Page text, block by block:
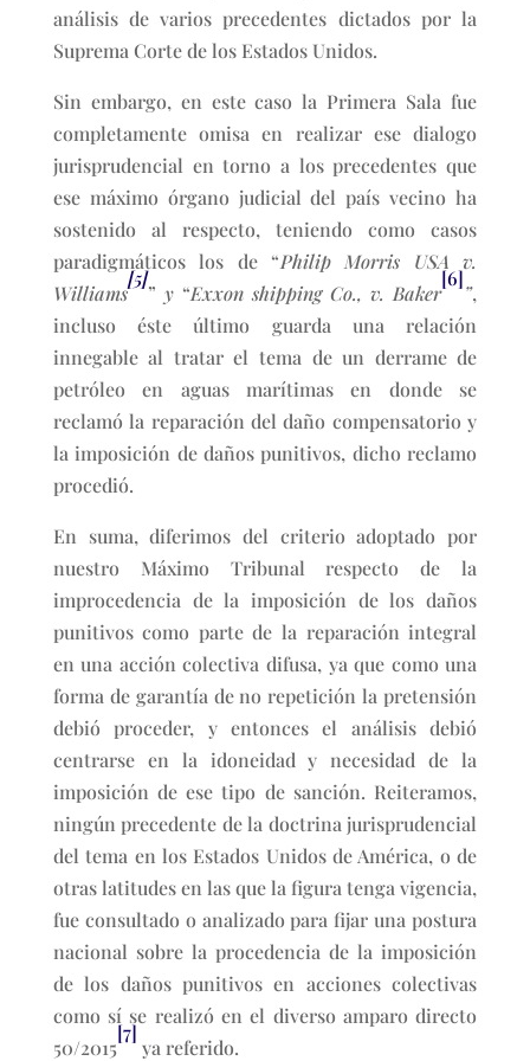
análisis de varios precedentes dictados por la
Suprema Corte de los Estados Unidos.
Sin embargo, en este caso la Primera Sala fue
completamente omisa en realizar ese dialogo
jurisprudencial en torno a los precedentes que
ese máximo órgano judicial del país vecino ha
sostenido al respecto, teniendo como casos
paradigmáticos los de “Philip Morris USA v.
Williams
[5]
” y “Exxon shipping Co., v. Baker
[6]
”,
incluso éste último guarda una relación
innegable al tratar el tema de un derrame de
petróleo en aguas marítimas en donde se
reclamó la reparación del daño compensatorio y
la imposición de daños punitivos, dicho reclamo
procedió.
En suma, diferimos del criterio adoptado por
nuestro Máximo Tribunal respecto de la
improcedencia de la imposición de los daños
punitivos como parte de la reparación integral
en una acción colectiva difusa, ya que como una
forma de garantía de no repetición la pretensión
debió proceder, y entonces el análisis debió
centrarse en la idoneidad y necesidad de la
imposición de ese tipo de sanción. Reiteramos,
ningún precedente de la doctrina jurisprudencial
del tema en los Estados Unidos de América, o de
otras latitudes en las que la figura tenga vigencia,
fue consultado o analizado para fijar una postura
nacional sobre la procedencia de la imposición
de los daños punitivos en acciones colectivas
como sí se realizó en el diverso amparo directo
50/2015
[7]
ya referido.